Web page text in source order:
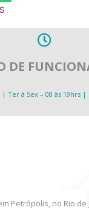
DE
| Ter à Sex – 08 às 19hrs |
Petrópolis, no Rio de